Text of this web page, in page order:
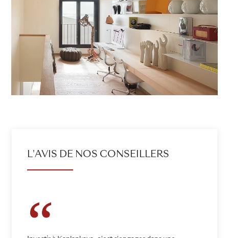
L'AVIS DE NOS CONSEILLERS